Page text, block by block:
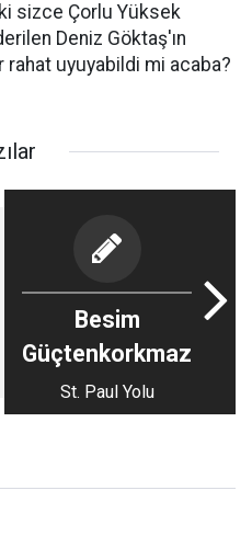
sizce Çorlu Yüksek
Deniz Göktaş'ın
uyuyabildi mi acaba?
Besim
Güçtenkorkmaz
St. Paul Yolu